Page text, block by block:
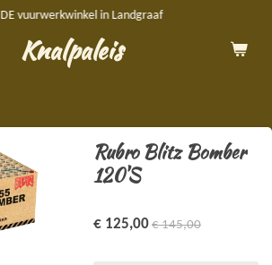
Knalpaleis
DE vuurwerkwinkel in Landgraaf
Rubro Blitz Bomber
120'S
€ 125,00€ 145,00